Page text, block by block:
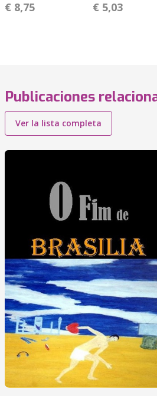
€ 8,75 € 5,03
Publicaciones
Ver la lista completa